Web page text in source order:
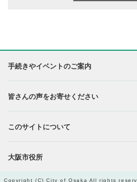
手続きやイベントのご案内
皆さんの声をお寄せください
このサイトについて
大阪市役所
Copyright (C) City of Osaka All rights